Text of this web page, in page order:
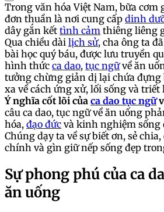
Trong văn hóa Việt Nam, bữa
đơn thuần là nơi cung cấp dinh
dây gắn kết tình cảm thiêng liêng
Qua chiều dài lịch sử, cha ông ta
bài học quý báu, được lưu truyền
hình thức ca dao, tục ngữvề ăn
tưởng chừng giản dị lại chứa đựng
xa về cách ứng xử, lối sống và
Ý nghĩa cốt lõi của ca dao tục ngữ
câu ca dao, tục ngữ về ăn uống
hóa, đạo đức và kinh nghiệm sống
Chúng dạy ta về sự biết ơn, sẻ
chính và gìn giữ nếp sống đẹp
Sự phong phú của ca
ăn uống